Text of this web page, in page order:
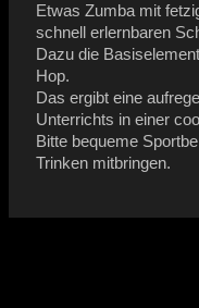
Etwas Zumba mit
schnell erlernbaren
Dazu die
Hop.
Das ergibt eine
Unterrichts in einer
Bitte bequeme
Trinken mitbringen.